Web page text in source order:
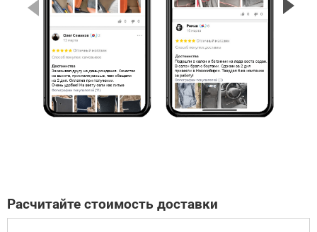
Расчитайте стоимость доставки